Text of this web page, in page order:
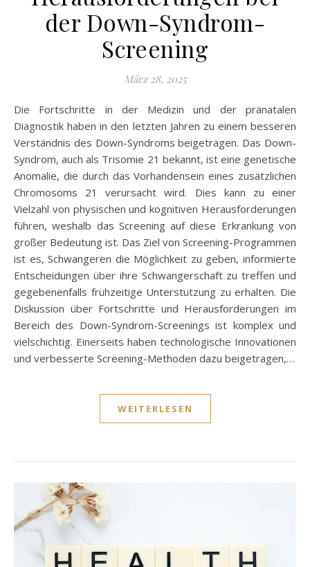
der Down-Syndrom-
Screening
März 28, 2025
Die Fortschritte in der Medizin und der pränatalen
Diagnostik haben in den letzten Jahren zu einem besseren
Verständnis des Down-Syndroms beigetragen. Das Down-
Syndrom, auch als Trisomie 21 bekannt, ist eine genetische
Anomalie, die durch das Vorhandensein eines zusätzlichen
Chromosoms 21 verursacht wird. Dies kann zu einer
Vielzahl von physischen und kognitiven Herausforderungen
führen, weshalb das Screening auf diese Erkrankung von
großer Bedeutung ist. Das Ziel von Screening-Programmen
ist es, Schwangeren die Möglichkeit zu geben, informierte
Entscheidungen über ihre Schwangerschaft zu treffen und
gegebenenfalls frühzeitige Unterstützung zu erhalten. Die
Diskussion über Fortschritte und Herausforderungen im
Bereich des Down-Syndrom-Screenings ist komplex und
vielschichtig. Einerseits haben technologische Innovationen
und verbesserte Screening-Methoden dazu beigetragen,…
WEITERLESEN